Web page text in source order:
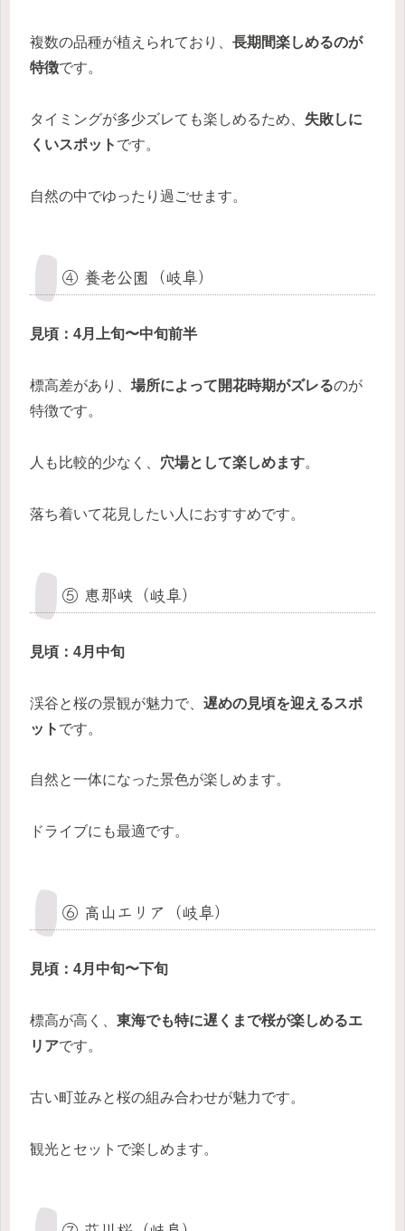
複数の品種が植えられており、 長期間楽しめるのが
特徴です。
タイミングが多少ズレても楽しめるため、 失敗しに
くいスポット です。
自然の中でゆったり過ごせます。
④ 養老公園（岐阜）
見頃：4月上旬〜中旬前半
標高差があり、 場所によって開花時期がズレるのが
特徴です。
人も比較的少なく、 穴場として楽しめます。
落ち着いて花見したい人におすすめです。
⑤ 恵那峡（岐阜）
見頃：4月中旬
渓谷と桜の景観が魅力で、 遅めの見頃を迎えるスポ
ット です。
自然と一体になった景色が楽しめます。
ドライブにも最適です。
⑥ 高山エリア（岐阜）
見頃：4月中旬〜下旬
標高が高く、 東海でも特に遅くまで桜が楽しめるエ
リアです。
古い町並みと桜の組み合わせが魅力です。
観光とセットで楽しめます。